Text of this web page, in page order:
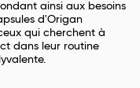
ainsi aux besoins
d'Origan
qui cherchent à
dans leur routine